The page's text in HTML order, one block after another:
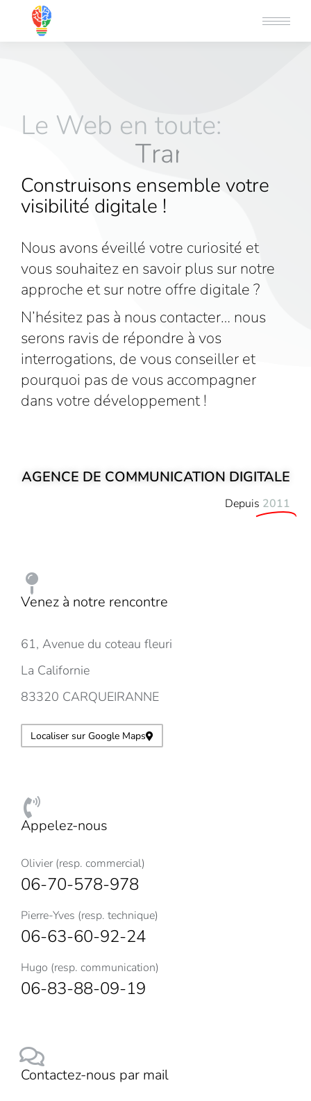
Le Web en toute:
Tran
Construisons ensemble votre
visibilité digitale !
Nous avons éveillé votre curiosité et
vous souhaitez en savoir plus sur notre
approche et sur notre offre digitale ?
N’hésitez pas à nous contacter… nous
serons ravis de répondre à vos
interrogations, de vous conseiller et
pourquoi pas de vous accompagner
dans votre développement !
AGENCE DE COMMUNICATION DIGITALE
Depuis 2011
Venez à notre rencontre
61, Avenue du coteau fleuri
La Californie
83320 CARQUEIRANNE
Localiser sur Google Maps
Appelez-nous
Olivier (resp. commercial)
06-70-578-978
Pierre-Yves (resp. technique)
06-63-60-92-24
Hugo (resp. communication)
06-83-88-09-19
Contactez-nous par mail